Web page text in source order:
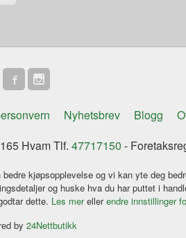
Nyhetsbrev Blogg
Hvam Tlf. 47717150 -
kjøpsopplevelse og vi kan yte deg
og huske hva du har puttet i
dette. Les merellerendre innstillinger
by 24Nettbutikk